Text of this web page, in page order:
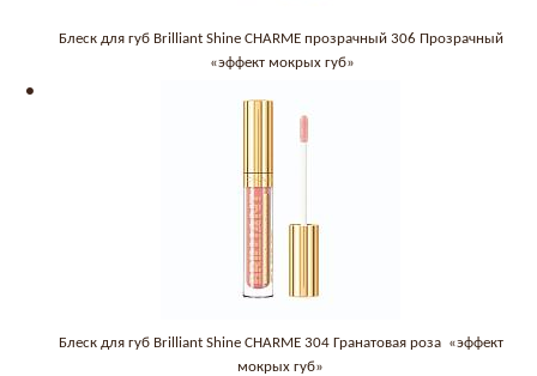
Блеск для губ Brilliant Shine CHARME прозрачный 306 Прозрачный
«эффект мокрых губ»
Блеск для губ Brilliant Shine CHARME 304 Гранатовая роза «эффект
мокрых губ»